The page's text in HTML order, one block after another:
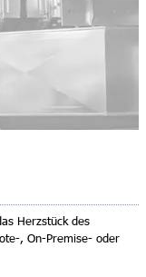
Herzstück des
, On-Premise- oder